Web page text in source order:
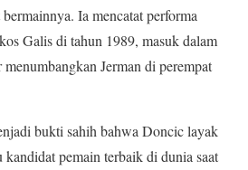
Ia mencatat performa
Galis di tahun 1989, masuk dalam
Jerman di perempat
bukti sahih bahwa Doncic layak
kandidat pemain terbaik di dunia saat